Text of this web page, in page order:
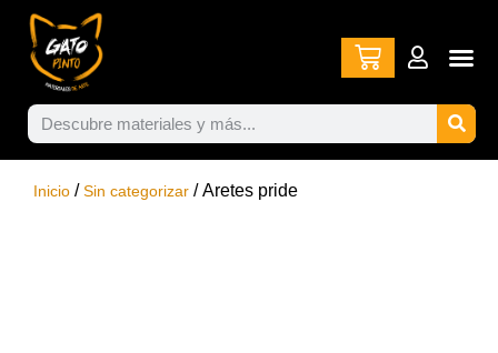
Inicio /Sin categorizar / Aretes pride